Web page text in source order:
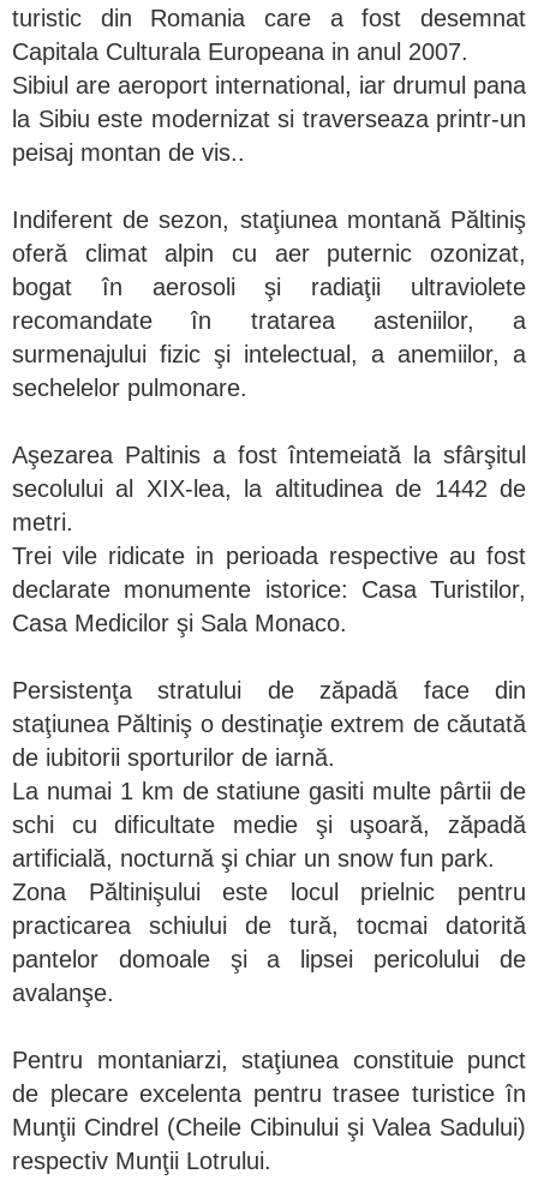
turistic din Romania care a fost desemnat
Capitala Culturala Europeana in anul 2007.
Sibiul are aeroport international, iar drumul pana
la Sibiu este modernizat si traverseaza printr-un
peisaj montan de vis..
Indiferent de sezon, staţiunea montană Păltiniş
oferă climat alpin cu aer puternic ozonizat,
bogat în aerosoli şi radiaţii ultraviolete
recomandate în tratarea asteniilor, a
surmenajului fizic şi intelectual, a anemiilor, a
sechelelor pulmonare.
Aşezarea Paltinis a fost întemeiată la sfârşitul
secolului al XIX-lea, la altitudinea de 1442 de
metri.
Trei vile ridicate in perioada respective au fost
declarate monumente istorice: Casa Turistilor,
Casa Medicilor şi Sala Monaco.
Persistenţa stratului de zăpadă face din
staţiunea Păltiniş o destinaţie extrem de căutată
de iubitorii sporturilor de iarnă.
La numai 1 km de statiune gasiti multe pârtii de
schi cu dificultate medie şi uşoară, zăpadă
artificială, nocturnă şi chiar un snow fun park.
Zona Păltinişului este locul prielnic pentru
practicarea schiului de tură, tocmai datorită
pantelor domoale şi a lipsei pericolului de
avalanşe.
Pentru montaniarzi, staţiunea constituie punct
de plecare excelenta pentru trasee turistice în
Munţii Cindrel (Cheile Cibinului şi Valea Sadului)
respectiv Munţii Lotrului.